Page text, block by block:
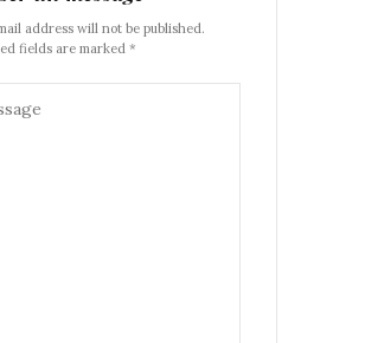
address will not be published.
fields are marked *